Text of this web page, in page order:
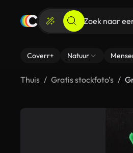
Coverr+ Natuur
Thuis Gratis stockfoto’s